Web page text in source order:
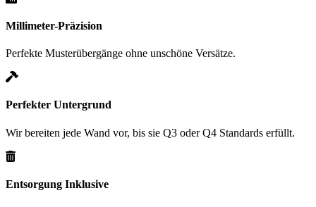
Millimeter-Präzision
Perfekte Musterübergänge ohne unschöne Versätze.
Perfekter Untergrund
Wir bereiten jede Wand vor, bis sie Q3 oder Q4 Standards erfüllt.
Entsorgung Inklusive